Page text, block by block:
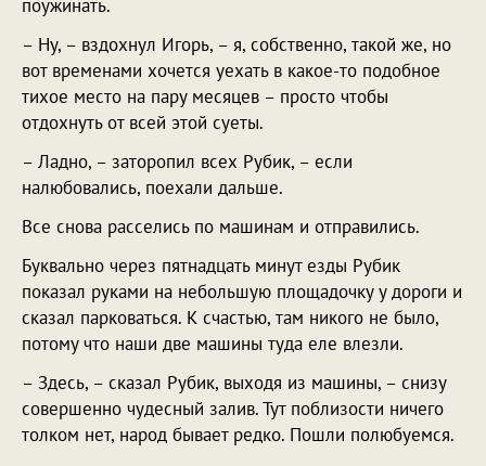
поужинать.
– Ну, – вздохнул Игорь, – я, собственно, такой же, но
вот временами хочется уехать в какое-то подобное
тихое место на пару месяцев – просто чтобы
отдохнуть от всей этой суеты.
– Ладно, – заторопил всех Рубик, – если
налюбовались, поехали дальше.
Все снова расселись по машинам и отправились.
Буквально через пятнадцать минут езды Рубик
показал руками на небольшую площадочку у дороги и
сказал парковаться. К счастью, там никого не было,
потому что наши две машины туда еле влезли.
– Здесь, – сказал Рубик, выходя из машины, – снизу
совершенно чудесный залив. Тут поблизости ничего
толком нет, народ бывает редко. Пошли полюбуемся.